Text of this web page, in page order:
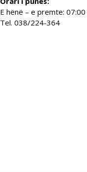
E hënë – e premte:
Tel. 038/224-364